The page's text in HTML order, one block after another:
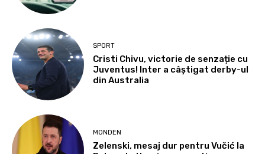
SPORT
Cristi Chivu, victorie de senzație cu
Juventus! Inter a câștigat derby-ul
din Australia
MONDEN
Zelenski, mesaj dur pentru Vučić la